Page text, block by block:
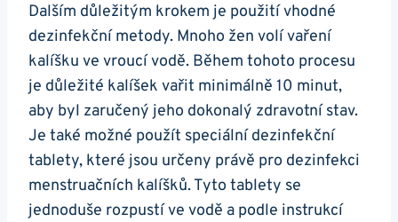
Dalším důležitým krokem je použití vhodné
dezinfekční metody. Mnoho žen volí vaření
kalíšku ve vroucí vodě. Během tohoto procesu
je důležité kalíšek vařit minimálně 10 minut,
aby byl zaručený jeho dokonalý zdravotní stav.
Je také možné použít speciální dezinfekční
tablety, které jsou určeny právě pro dezinfekci
menstruačních kalíšků. Tyto tablety se
jednoduše rozpustí ve vodě a podle instrukcí